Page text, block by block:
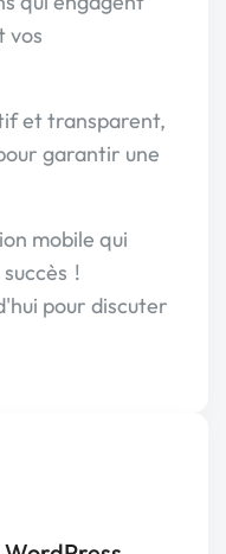
vos
et transparent,
garantir une
mobile qui
!
pour discuter